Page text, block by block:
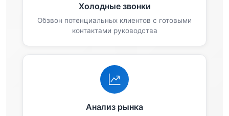
Холодные звонки
Обзвон потенциальных клиентов с готовыми
контактами руководства
Анализ рынка